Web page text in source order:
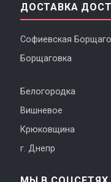
ДОСТАВКА
Софиевская
Борщаговка
Белогородка
Вишневое
Крюковщина
г. Днепр